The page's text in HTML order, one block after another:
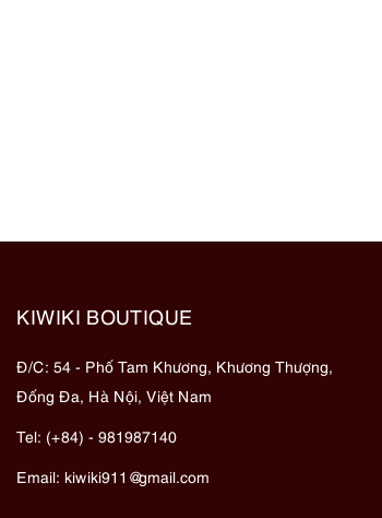
KIWIKI BOUTIQUE
Đ/C: 54 - Phố Tam Khương, Khương Thượng,
Đống Đa, Hà Nội, Việt Nam
Tel: (+84) - 981987140
Email: kiwiki911@gmail.com